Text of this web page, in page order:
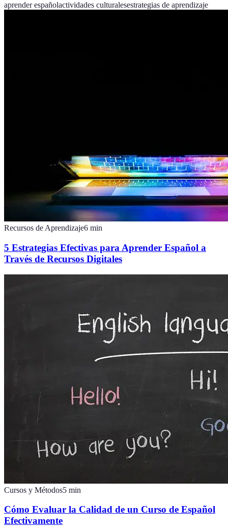
aprender españolactividades culturalesestrategias de aprendizaje
Recursos de Aprendizaje6 min
5 Estrategias Efectivas para Aprender Español a
Través de Recursos Digitales
Cursos y Métodos5 min
Cómo Evaluar la Calidad de un Curso de Español
Efectivamente